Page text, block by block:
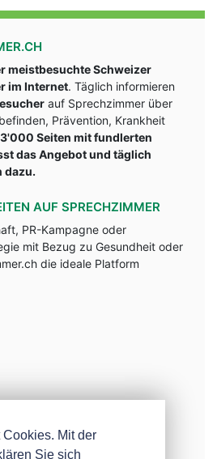
meistbesuchte Schweizer
im Internet. Täglich informieren
auf Sprechzimmer über
Prävention, Krankheit
Seiten mit fundlerten
das Angebot und täglich
dazu.
AUF SPRECHZIMMER
PR-Kampagne oder
mit Bezug zu Gesundheit oder
die ideale Platform
Mit der
Sie sich